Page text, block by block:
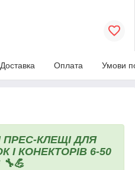
Доставка Оплата Умови
ПРЕС-КЛЕЩІ ДЛЯ
І КОНЕКТОРІВ 6-50